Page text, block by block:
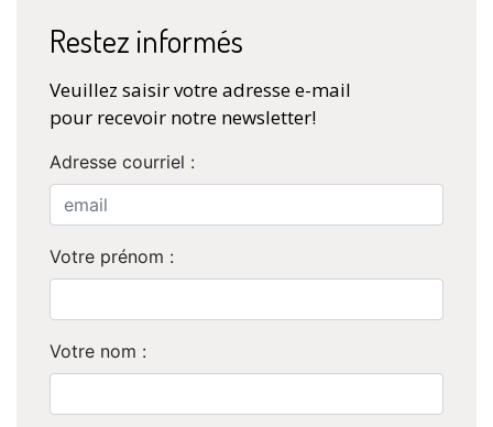
Restez informés
Veuillez saisir votre adresse e-mail
pour recevoir notre newsletter!
Adresse courriel :
Votre prénom :
Votre nom :